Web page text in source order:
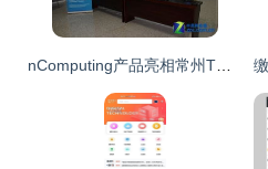
nComputing产品亮相常州TOP60企业研讨会，引领应用软件服务新趋势